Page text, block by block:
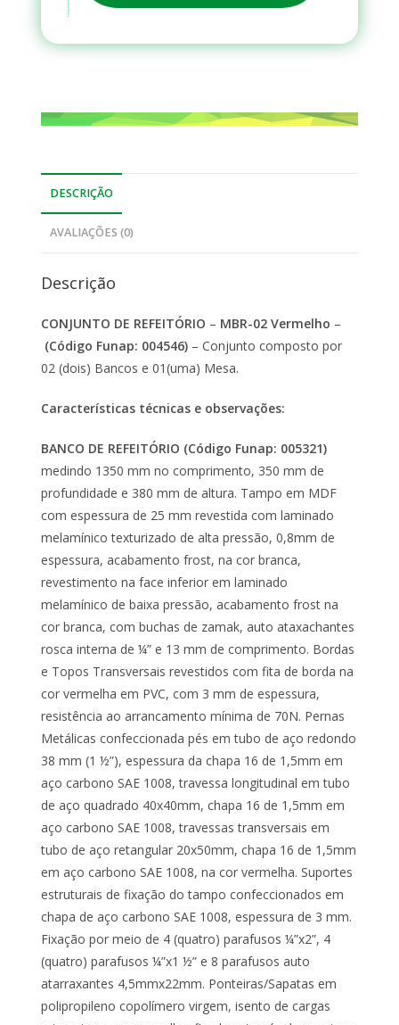
DESCRIÇÃO
AVALIAÇÕES (0)
Descrição
CONJUNTO DE REFEITÓRIO – MBR-02 Vermelho –
(Código Funap: 004546) – Conjunto composto por
02 (dois) Bancos e 01(uma) Mesa.
Características técnicas e observações:
BANCO DE REFEITÓRIO (Código Funap: 005321)
medindo 1350 mm no comprimento, 350 mm de
profundidade e 380 mm de altura. Tampo em MDF
com espessura de 25 mm revestida com laminado
melamínico texturizado de alta pressão, 0,8mm de
espessura, acabamento frost, na cor branca,
revestimento na face inferior em laminado
melamínico de baixa pressão, acabamento frost na
cor branca, com buchas de zamak, auto ataxachantes
rosca interna de ¼” e 13 mm de comprimento. Bordas
e Topos Transversais revestidos com fita de borda na
cor vermelha em PVC, com 3 mm de espessura,
resistência ao arrancamento mínima de 70N. Pernas
Metálicas confeccionada pés em tubo de aço redondo
38 mm (1 ½”), espessura da chapa 16 de 1,5mm em
aço carbono SAE 1008, travessa longitudinal em tubo
de aço quadrado 40x40mm, chapa 16 de 1,5mm em
aço carbono SAE 1008, travessas transversais em
tubo de aço retangular 20x50mm, chapa 16 de 1,5mm
em aço carbono SAE 1008, na cor vermelha. Suportes
estruturais de fixação do tampo confeccionados em
chapa de aço carbono SAE 1008, espessura de 3 mm.
Fixação por meio de 4 (quatro) parafusos ¼”x2”, 4
(quatro) parafusos ¼”x1 ½” e 8 parafusos auto
atarraxantes 4,5mmx22mm. Ponteiras/Sapatas em
polipropileno copolímero virgem, isento de cargas